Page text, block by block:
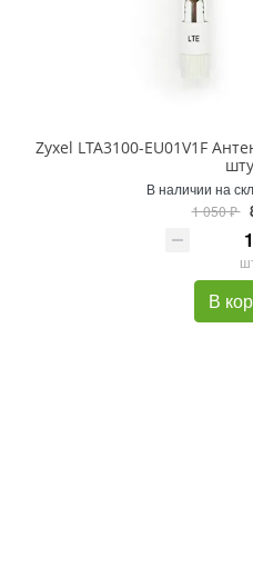
Zyxel LTA3100-EU01V1F
В наличии на
1 050 ₽
В